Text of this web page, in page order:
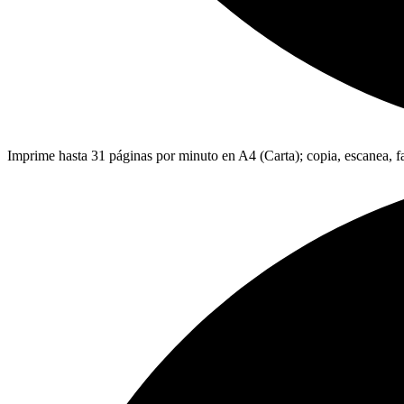
Imprime hasta 31 páginas por minuto en A4 (Carta); copia, escanea,